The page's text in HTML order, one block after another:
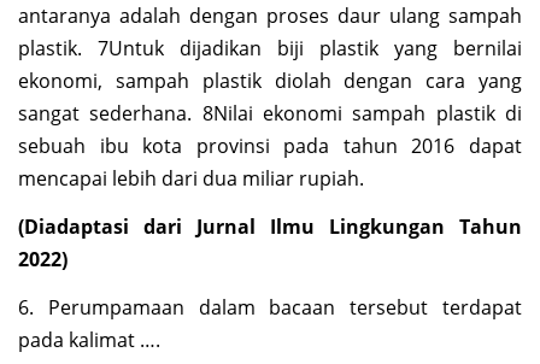
antaranya adalah dengan proses daur ulang sampah
plastik. 7Untuk dijadikan biji plastik yang bernilai
ekonomi, sampah plastik diolah dengan cara yang
sangat sederhana. 8Nilai ekonomi sampah plastik di
sebuah ibu kota provinsi pada tahun 2016 dapat
mencapai lebih dari dua miliar rupiah.
(Diadaptasi dari Jurnal Ilmu Lingkungan Tahun
2022)
6. Perumpamaan dalam bacaan tersebut terdapat
pada kalimat ….